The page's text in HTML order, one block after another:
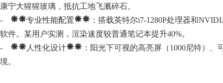
康宁大猩猩玻璃，抵抗工地飞溅碎石。
- **专业性能配置**：搭载英特尔i7-1280P处理器和
软件。某用户实测，渲染速度较普通笔记本提升40%。
- **人性化设计**：阳光下可视的高亮屏（1000尼特）、可
境。